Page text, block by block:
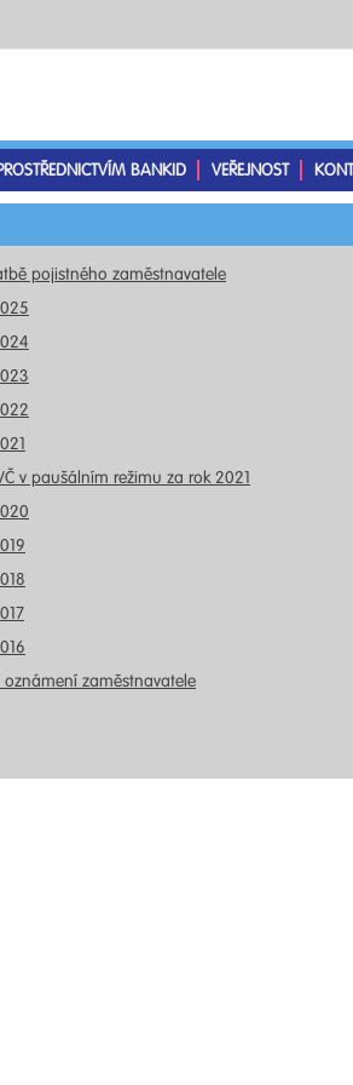
BANKID VEŘEJNOST
pojistného zaměstnavatele
v paušálním režimu za rok 2021
zaměstnavatele